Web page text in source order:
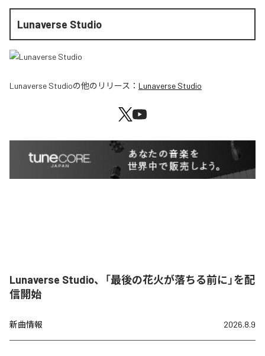
Lunaverse Studio
Lunaverse Studioの他のリリース： Lunaverse Studio
Lunaverse Studio、「最後の花火が落ちる前に」を配
信開始
新曲情報 2026.8.9